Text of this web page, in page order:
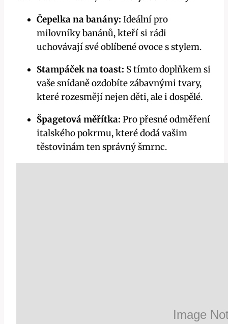
Čepelka na banány: Ideální pro
milovníky banánů, kteří si rádi
uchovávají své oblíbené ovoce s stylem.
Stampáček na toast: S tímto doplňkem si
vaše snídaně ozdobíte zábavnými tvary,
které rozesmějí nejen děti, ale i dospělé.
Špagetová měřítka: Pro přesné odměření
italského pokrmu, které dodá vašim
těstovinám ten správný šmrnc.